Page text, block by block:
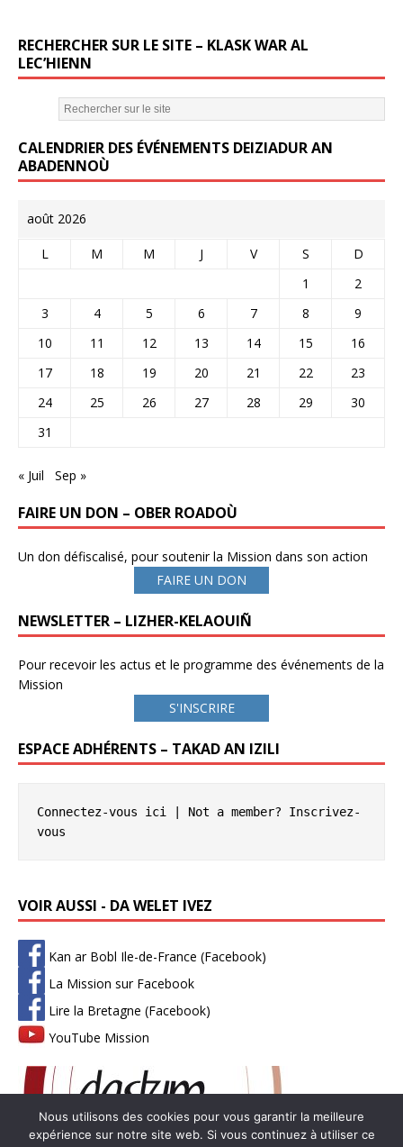
RECHERCHER SUR LE SITE – KLASK WAR AL
LEC’HIENN
CALENDRIER DES ÉVÉNEMENTS DEIZIADUR AN
ABADENNOÙ
août 2026
L M M J V S
D
1
2
3
4 5 6 7 8
9
10
11 12 13 14 15
16
17
18 19 20 21 22
23
24
25 26 27 28 29
30
31
« Juil Sep »
FAIRE UN DON – OBER ROADOÙ
Un don défiscalisé, pour soutenir la Mission dans son action
FAIRE UN DON
NEWSLETTER – LIZHER-KELAOUIÑ
Pour recevoir les actus et le programme des événements de la
Mission
S'INSCRIRE
ESPACE ADHÉRENTS – TAKAD AN IZILI
Connectez-vous ici | Not a member? Inscrivez-
vous
VOIR AUSSI - DA WELET IVEZ
Kan ar Bobl Ile-de-France (Facebook)
La Mission sur Facebook
Lire la Bretagne (Facebook)
YouTube Mission
Nous utilisons des cookies pour vous garantir la meilleure
expérience sur notre site web. Si vous continuez à utiliser ce